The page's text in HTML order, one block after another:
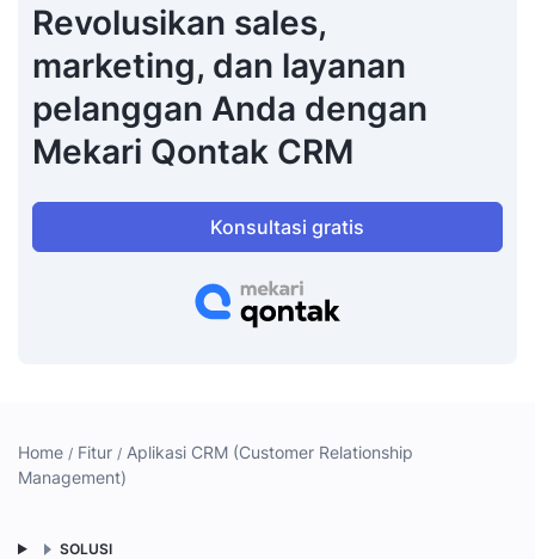
Revolusikan sales,
marketing, dan layanan
pelanggan Anda dengan
Mekari Qontak CRM
Konsultasi gratis
Home Fitur
Aplikasi CRM (Customer Relationship
Management)
SOLUSI